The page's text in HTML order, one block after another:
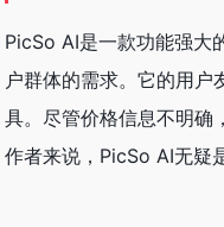
PicSo AI是一款功能强大
户群体的需求。它的用
具。尽管价格信息不明确
作者来说，PicSo AI无疑